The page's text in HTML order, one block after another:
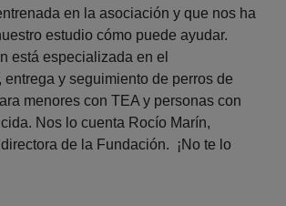
en la asociación y que nos ha
estudio cómo puede ayudar.
está especializada en el
entrega y seguimiento de perros de
menores con TEA y personas con
Nos lo cuenta Rocío Marín,
de la Fundación. ¡No te lo